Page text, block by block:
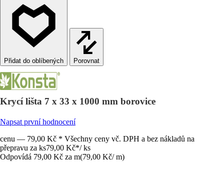
Porovnat
Krycí lišta 7 x 33 x 1000 mm borovice
Napsat první hodnocení
cenu — 79,00 Kč * Všechny ceny vč. DPH a bez nákladů na
přepravu za ks79,00 Kč*/ ks
Odpovídá 79,00 Kč za m(79,00 Kč/ m)